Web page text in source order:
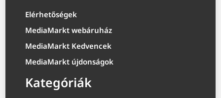
Elérhetőségek
MediaMarkt webáruház
MediaMarkt Kedvencek
MediaMarkt újdonságok
Kategóriák